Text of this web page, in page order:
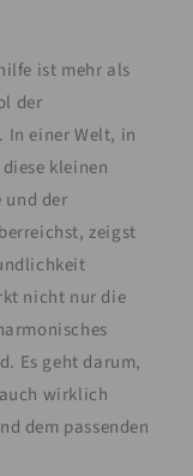
ist mehr als
der
In einer Welt, in
kleinen
und der
zeigst
nicht nur die
Es geht darum,
wirklich
dem passenden